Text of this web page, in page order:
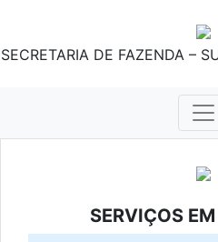
SECRETARIA DE FAZENDA –
SERVIÇOS